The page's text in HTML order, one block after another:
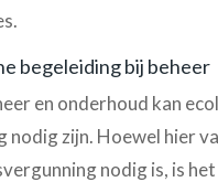
begeleiding bij beheer
en onderhoud kan
nodig zijn. Hoewel hier
nodig is, is